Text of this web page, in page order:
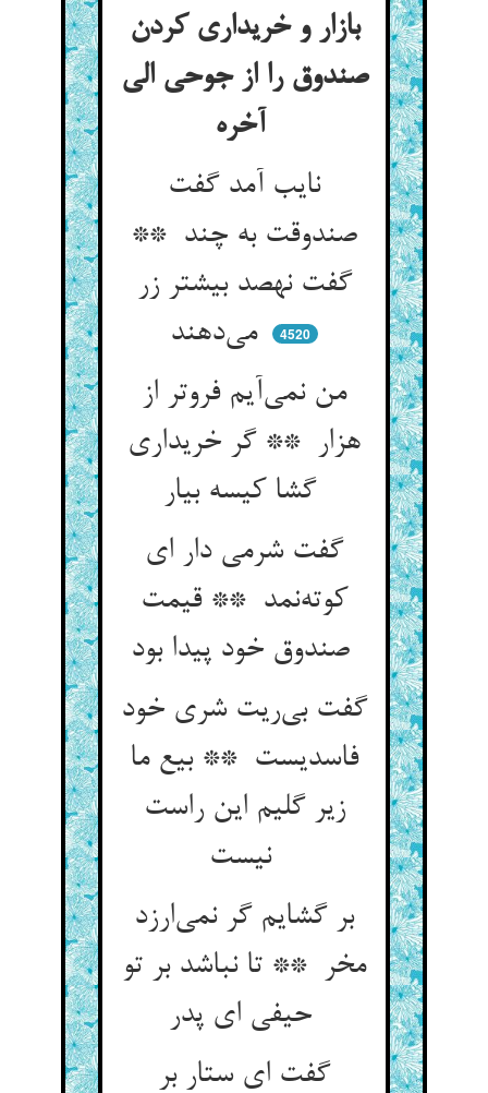
بازار و خریداری کردن
صندوق را از جوحی الی
نایب آمد گفت
صندوقت به چند **
گفت نهصد بیشتر زر
می‌دهند
4520
من نمی‌آیم فروتر از
هزار ** گر خریداری
گشا کیسه بیار
گفت شرمی دار ای
کوته‌نمد ** قیمت
صندوق خود پیدا بود
گفت بی‌ریت شری خود
فاسدیست ** بیع ما
زیر گلیم این راست
نیست
بر گشایم گر نمی‌ارزد
مخر ** تا نباشد بر تو
حیفی ای پدر
گفت ای ستار بر